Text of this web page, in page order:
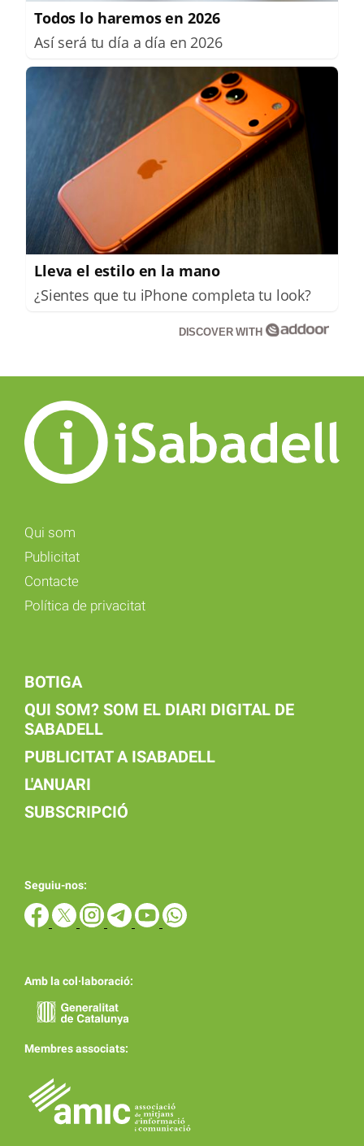
Todos lo haremos en 2026
Así será tu día a día en 2026
Lleva el estilo en la mano
¿Sientes que tu iPhone completa tu look?
DISCOVER WITH
Qui som
Publicitat
Contacte
Política de privacitat
BOTIGA
QUI SOM? SOM EL DIARI DIGITAL DE
SABADELL
PUBLICITAT A ISABADELL
L'ANUARI
SUBSCRIPCIÓ
Seguiu-nos:
Amb la col·laboració:
Membres associats: